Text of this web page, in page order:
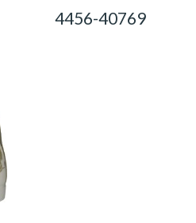
4456-40769